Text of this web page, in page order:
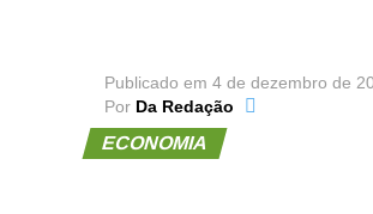
Publicado em 4 de dezembro de
Por Da Redação
ECONOMIA